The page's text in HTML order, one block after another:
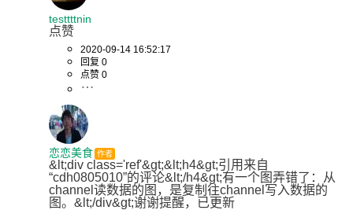
testtttnin
点赞
2020-09-14 16:52:17
回复 0
点赞 0
恋恋美食 作者
&lt;div class='ref'&gt;&lt;h4&gt;引用来自
“cdh0805010”的评论&lt;/h4&gt;有一个图弄错了：从
channel读数据的图，是复制往channel写入数据的
图。&lt;/div&gt;谢谢提醒，已更新